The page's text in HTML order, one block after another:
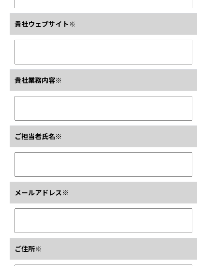
貴社ウェブサイト※
貴社業務内容※
ご担当者氏名※
メールアドレス※
ご住所※